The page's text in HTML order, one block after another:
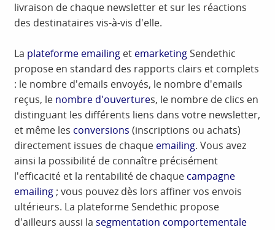
livraison de chaque newsletter et sur les réactions
des destinataires vis-à-vis d'elle.
La plateforme emailing et emarketing Sendethic
propose en standard des rapports clairs et complets
: le nombre d'emails envoyés, le nombre d'emails
reçus, le nombre d'ouvertures, le nombre de clics en
distinguant les différents liens dans votre newsletter,
et même les conversions (inscriptions ou achats)
directement issues de chaque emailing. Vous avez
ainsi la possibilité de connaître précisément
l'efficacité et la rentabilité de chaque campagne
emailing ; vous pouvez dès lors affiner vos envois
ultérieurs. La plateforme Sendethic propose
d'ailleurs aussi lasegmentation comportementale